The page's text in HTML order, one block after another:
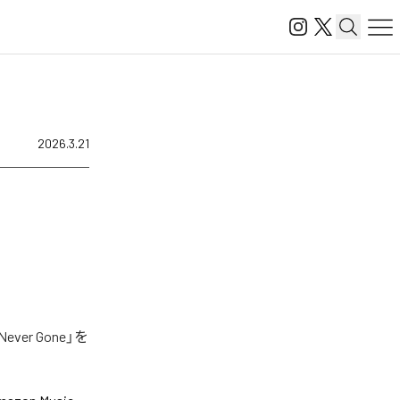
2026.3.21
Gone」を